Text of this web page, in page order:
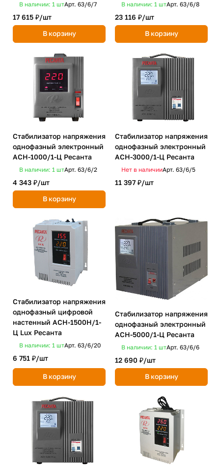
В наличии: 1 штАрт. 63/6/7
17 615 ₽/шт
В корзину
В наличии: 1 штАрт. 63/6/8
23 116 ₽/шт
В корзину
Стабилизатор напряжения
однофазный электронный
ACH-1000/1-Ц Ресанта
В наличии: 1 штАрт. 63/6/2
4 343 ₽/шт
В корзину
Стабилизатор напряжения
однофазный электронный
ACH-3000/1-Ц Ресанта
Нет в наличииАрт. 63/6/5
11 397 ₽/шт
Стабилизатор напряжения
однофазный цифровой
настенный ACH-1500Н/1-
Ц Lux Ресанта
В наличии: 1 штАрт. 63/6/20
6 751 ₽/шт
В корзину
Стабилизатор напряжения
однофазный электронный
ACH-5000/1-Ц Ресанта
В наличии: 1 штАрт. 63/6/6
12 690 ₽/шт
В корзину